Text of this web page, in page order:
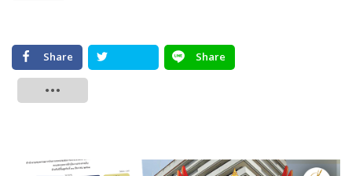
Share
Share